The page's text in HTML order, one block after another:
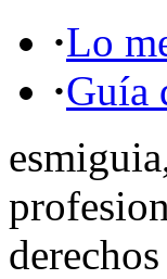
·Lo
·Guía